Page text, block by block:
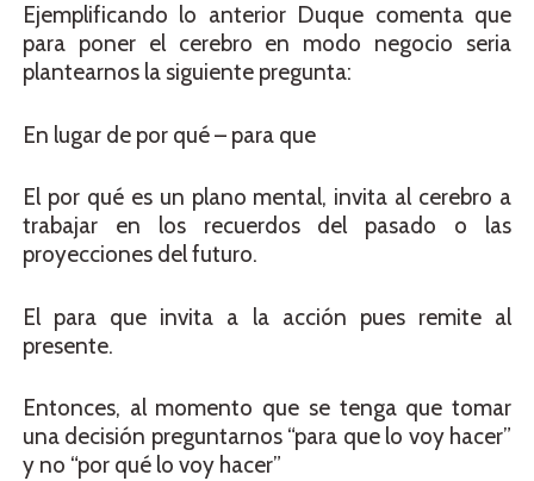
Ejemplificando lo anterior Duque comenta que
para poner el cerebro en modo negocio seria
plantearnos la siguiente pregunta:
En lugar de por qué – para que
El por qué es un plano mental, invita al cerebro a
trabajar en los recuerdos del pasado o las
proyecciones del futuro.
El para que invita a la acción pues remite al
presente.
Entonces, al momento que se tenga que tomar
una decisión preguntarnos “para que lo voy hacer”
y no “por qué lo voy hacer”